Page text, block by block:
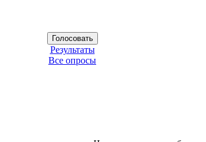
Результаты
Все опросы